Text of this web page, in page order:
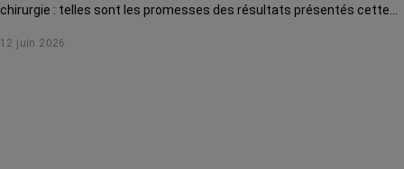
chirurgie : telles sont les promesses des résultats présentés cette
cancer du sein. Tour d'horizon des avancées qui pourraient
12 juin 2026